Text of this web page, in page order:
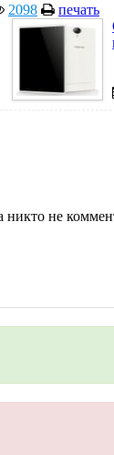
2098
печать
не